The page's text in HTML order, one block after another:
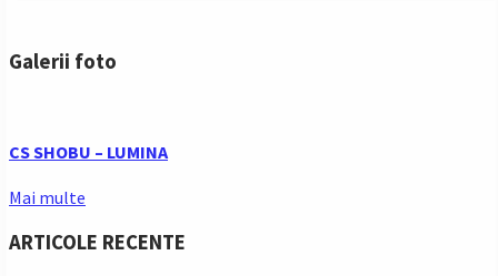
Galerii foto
CS SHOBU – LUMINA
Mai multe
ARTICOLE RECENTE